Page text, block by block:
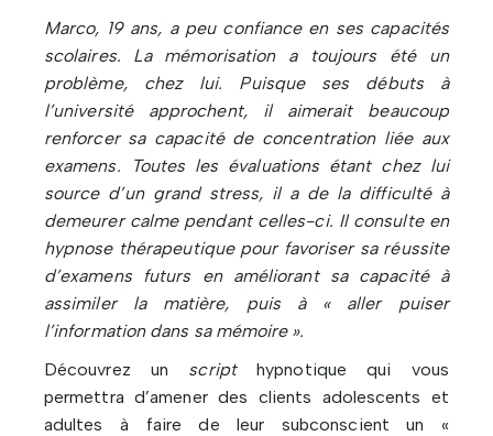
Marco, 19 ans, a peu confiance en ses capacités
scolaires. La mémorisation a toujours été un
problème, chez lui. Puisque ses débuts à
l’université approchent, il aimerait beaucoup
renforcer sa capacité de concentration liée aux
examens. Toutes les évaluations étant chez lui
source d’un grand stress, il a de la difficulté à
demeurer calme pendant celles-ci. Il consulte en
hypnose thérapeutique pour favoriser sa réussite
d’examens futurs en améliorant sa capacité à
assimiler la matière, puis à « aller puiser
l’information dans sa mémoire ».
Découvrez un scripthypnotique qui vous
permettra d’amener des clients adolescents et
adultes à faire de leur subconscient un «